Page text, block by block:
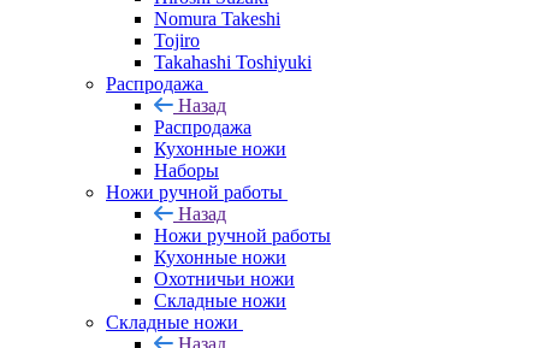
Nomura Takeshi
Tojiro
Takahashi Toshiyuki
Распродажа
Назад
Распродажа
Кухонные ножи
Наборы
Ножи ручной работы
Назад
Ножи ручной работы
Кухонные ножи
Охотничьи ножи
Складные ножи
Складные ножи
Назад